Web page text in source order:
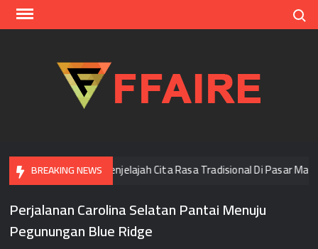
Skip
BREAKING NEWS
Bangkok Menjelajah Cita Rasa Tradisional Di Pasar
Perjalanan Carolina Selatan Pantai Menuju
Pegunungan Blue Ridge